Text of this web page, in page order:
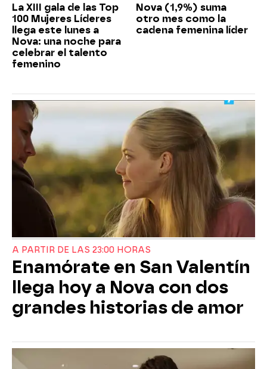
La XIII gala de las Top
100 Mujeres Líderes
llega este lunes a
Nova: una noche para
celebrar el talento
femenino
Nova (1,9%) suma
otro mes como la
cadena femenina líder
A PARTIR DE LAS 23:00 HORAS
Enamórate en San Valentín
llega hoy a Nova con dos
grandes historias de amor